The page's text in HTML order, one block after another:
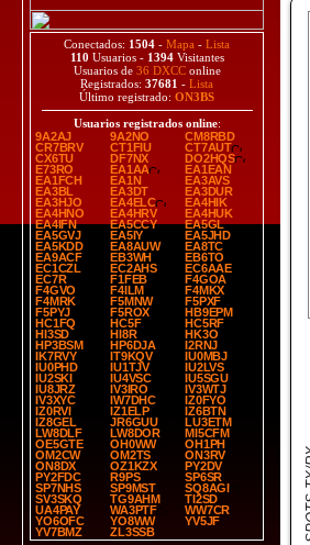
Conectados: 1504 - Mapa - Lista
110 Usuarios - 1394Visitantes
Usuarios de 36 DXCConline
Registrados: 37681 - Lista
Último registrado: ON3BS
Usuarios registrados online:
9A2AJ
9A2NO
CM8RBD
CR7BRV
CT1FIU
CT7AUT
CX6TU
DF7NX
DO2HQS
E73RO
EA1AA
EA1EAN
EA1FCH
EA1N
EA3AVS
EA3BL
EA3DT
EA3DUR
EA3HJO
EA4ELC
EA4HIK
EA4HNO
EA4HRV
EA4HUK
EA4IFN
EA5CCY
EA5GL
EA5GVJ
EA5IY
EA5JHD
EA5KDD
EA8AUW
EA8TC
EA9ACF
EB3WH
EB6TO
EC1CZL
EC2AHS
EC6AAE
EC7R
F1FEB
F4GOA
F4GVO
F4ILM
F4MKX
F4MRK
F5MNW
F5PXF
F5PYJ
F5ROX
HB9EPM
HC1FQ
HC5F
HC5RF
HI3SD
HI8R
HK3O
HP3BSM
HP6DJA
I2RNJ
IK7RVY
IT9KQV
IU0MBJ
IU0PHD
IU1TJV
IU2LVS
IU2SKI
IU4VSC
IU5SGU
IU8JRZ
IV3IRO
IV3WTJ
IV3XYC
IW7DHC
IZ0FYO
IZ0RVI
IZ1ELP
IZ6BTN
IZ8GEL
JR6GUU
LU3ETM
LW8DLF
LW8DOR
MI5CFM
OE5GTE
OH0WW
OH1PH
OM2CW
OM2TS
ON3RV
ON8DX
OZ1KZX
PY2DV
PY2FDC
R9PS
SP6SR
SP7NHS
SP9MST
SQ8AGI
SV3SKQ
TG9AHM
TI2SD
UA4PAY
WA3PTF
WW7CR
YO6OFC
YO8WW
YV5JF
YV7BMZ
ZL3SSB